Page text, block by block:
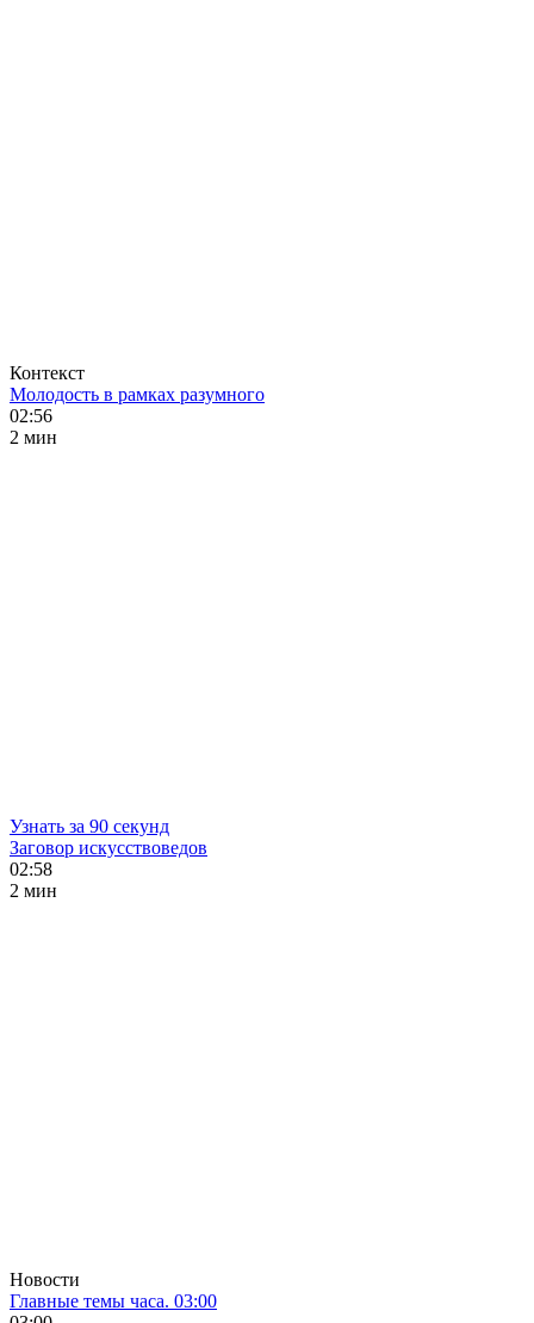
Контекст
Молодость в рамках разумного
02:56
2 мин
Узнать за 90 секунд
Заговор искусствоведов
02:58
2 мин
Новости
Главные темы часа. 03:00